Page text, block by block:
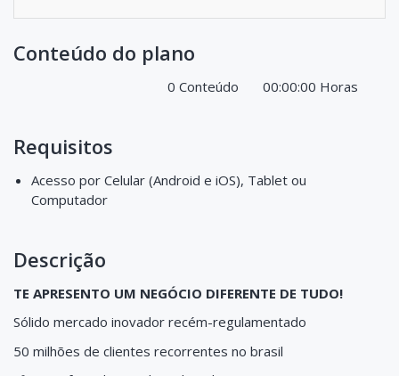
Conteúdo do plano
0 Conteúdo 00:00:00 Horas
Requisitos
Acesso por Celular (Android e iOS), Tablet ou
Computador
Descrição
TE APRESENTO UM NEGÓCIO DIFERENTE DE TUDO!
Sólido mercado inovador recém-regulamentado
50 milhões de clientes recorrentes no brasil